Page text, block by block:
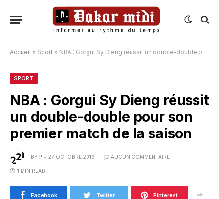
Accueil » Sport » NBA : Gorgui Sy Dieng réussit un double-double pour son premier match de la saison
SPORT
NBA : Gorgui Sy Dieng réussit
un double-double pour son
premier match de la saison
BY P 27 OCTOBRE 2016 AUCUN COMMENTAIRE
1 MIN READ
Facebook Twitter Pinterest